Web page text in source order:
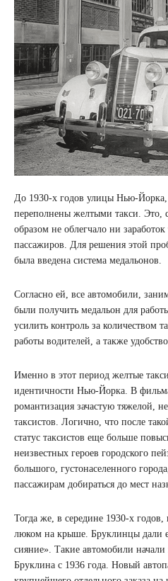
До 1930-х годов улицы Нью-
переполнены желтыми такси. Это,
образом не облегчало ни
пассажиров. Для решения этой
была введена система медальонов.
Согласно ей, все автомобили,
были получить медальон для
усилить контроль за количеством
работы водителей, а также
Именно в этот период желтые
идентичности Нью-Йорка. В
романтизация зачастую тяжелой,
таксистов. Логично, что после
статус таксистов еще больше
неизвестных героев городского
большого, густонаселенного
пассажирам добираться до мест
Тогда же, в середине 1930-х
люком на крыше. Бруклинцы дали
сияние». Такие автомобили
Бруклина с 1936 года. Новый